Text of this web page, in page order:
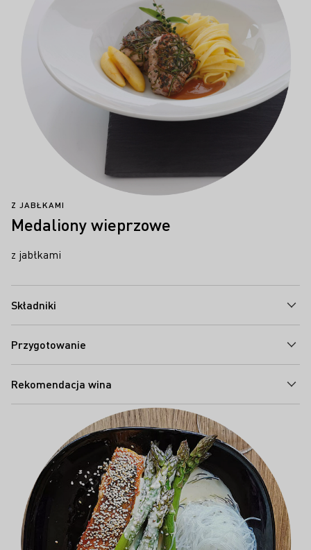
Z JABŁKAMI
Medaliony wieprzowe
z jabłkami
Składniki
Przygotowanie
Rekomendacja wina